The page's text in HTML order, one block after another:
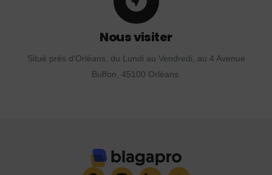
Nous visiter
Situé près d'Orléans, du Lundi au Vendredi, au 4 Avenue
Buffon, 45100 Orléans.